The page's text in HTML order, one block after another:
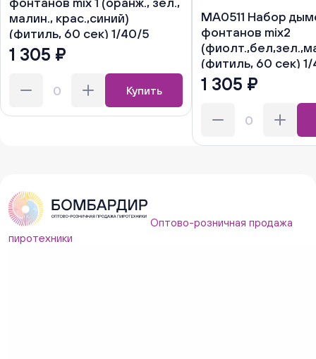
малин., крас.,синий)
(фитиль, 60 сек) 1/40/5
1 305 ₽
Купить
MA0511 Набор
фонтанов mix2
(фитиль, 60 сек)
1 305 ₽
Оптово-розничная продажа
пиротехники